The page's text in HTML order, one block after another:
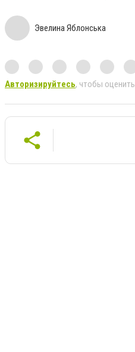
Эвелина Яблонська
Авторизируйтесь, чтобы оценить